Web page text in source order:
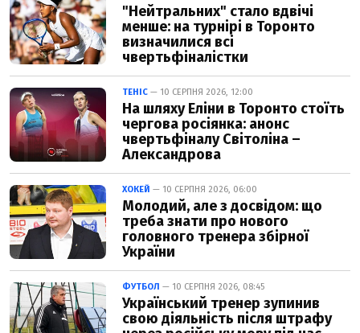
"Нейтральних" стало вдвічі
менше: на турнірі в Торонто
визначилися всі
чвертьфіналістки
ТЕНІС — 10 СЕРПНЯ 2026, 12:00
На шляху Еліни в Торонто стоїть
чергова росіянка: анонс
чвертьфіналу Світоліна –
Александрова
ХОКЕЙ — 10 СЕРПНЯ 2026, 06:00
Молодий, але з досвідом: що
треба знати про нового
головного тренера збірної
України
ФУТБОЛ — 10 СЕРПНЯ 2026, 08:45
Український тренер зупинив
свою діяльність після штрафу